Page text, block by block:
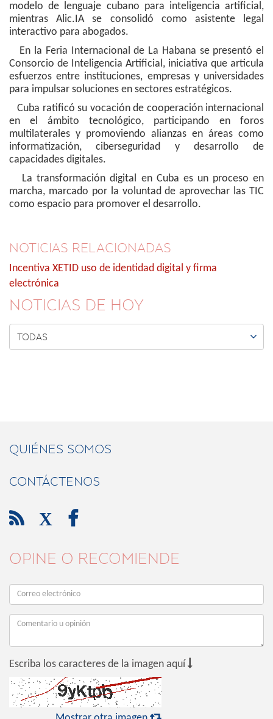
modelo de lenguaje cubano para inteligencia artificial,
mientras Alic.IA se consolidó como asistente legal
interactivo para abogados.
En la Feria Internacional de La Habana se presentó el
Consorcio de Inteligencia Artificial, iniciativa que articula
esfuerzos entre instituciones, empresas y universidades
para impulsar soluciones en sectores estratégicos.
Cuba ratificó su vocación de cooperación internacional
en el ámbito tecnológico, participando en foros
multilaterales y promoviendo alianzas en áreas como
informatización, ciberseguridad y desarrollo de
capacidades digitales.
La transformación digital en Cuba es un proceso en
marcha, marcado por la voluntad de aprovechar las TIC
como espacio para promover el desarrollo.
NOTICIAS RELACIONADAS
Incentiva XETID uso de identidad digital y firma
electrónica
NOTICIAS DE HOY
TODAS 
QUIÉNES SOMOS
CONTÁCTENOS
 X 
OPINE O RECOMIENDE
Escriba los caracteres de la imagen aquí 